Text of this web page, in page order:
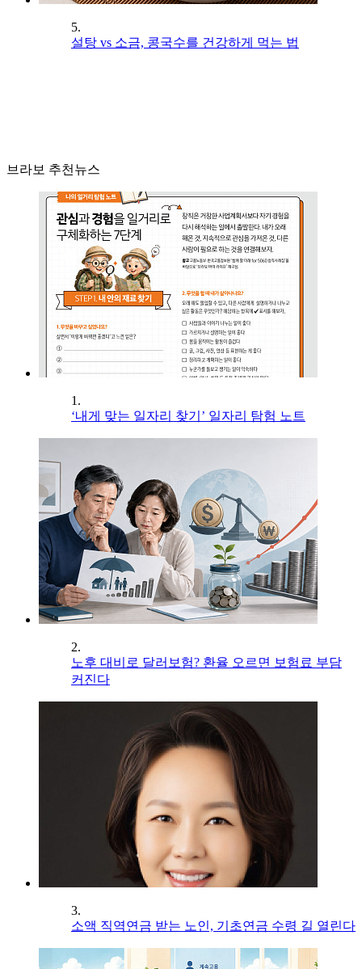
5.
설탕 vs 소금, 콩국수를 건강하게 먹는 법
브라보 추천뉴스
1.
‘내게 맞는 일자리 찾기’ 일자리 탐험 노트
2.
노후 대비로 달러보험? 환율 오르면 보험료 부담
커진다
3.
소액 직역연금 받는 노인, 기초연금 수령 길 열린다